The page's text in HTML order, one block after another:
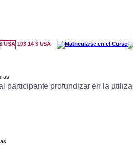
103.14 $ USA
participante profundizar en la